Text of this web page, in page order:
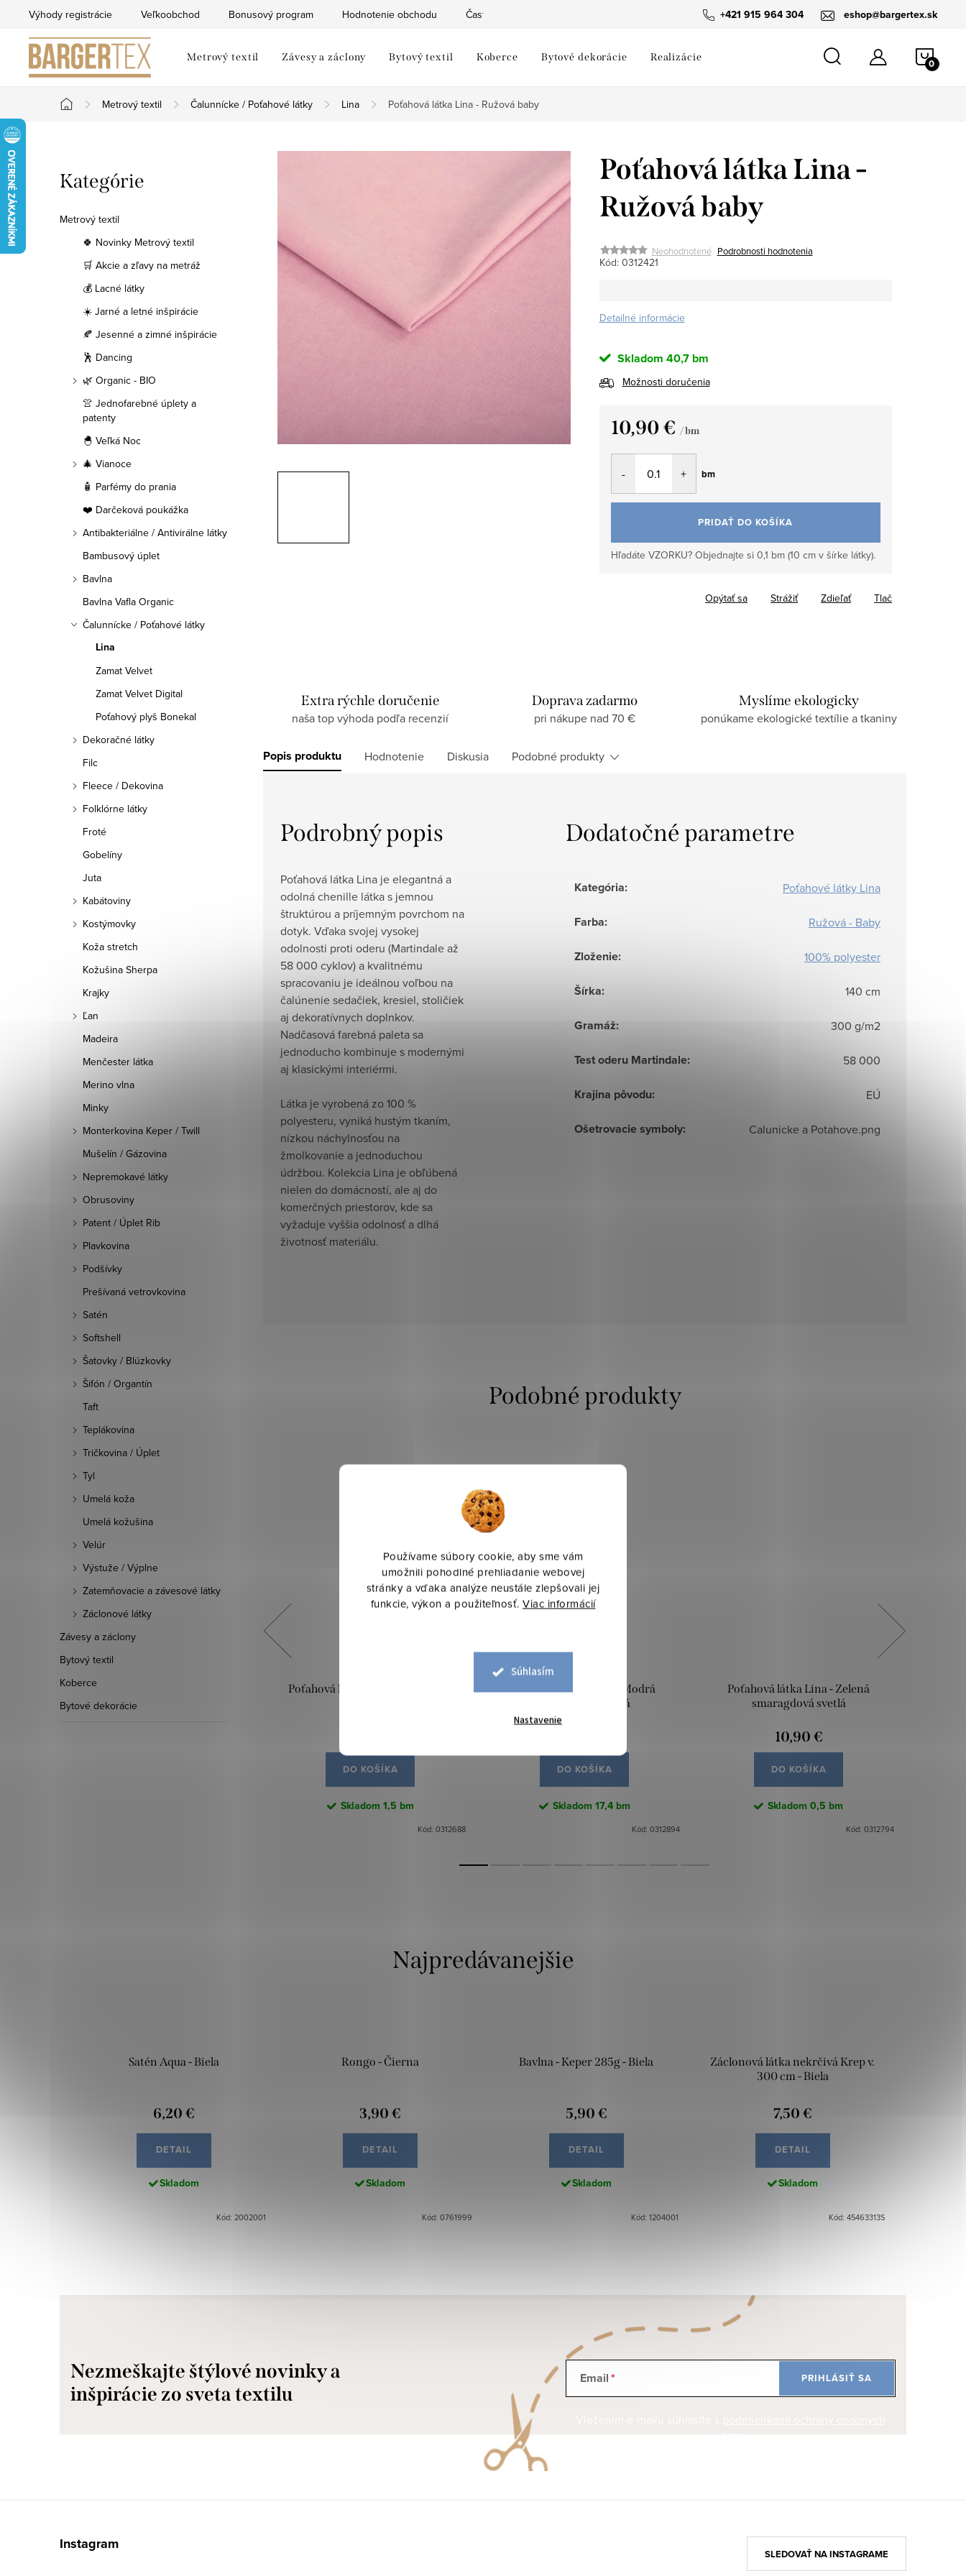
Používame súbory cookie, aby sme vám
umožnili pohodlné prehliadanie webovej
stránky a vďaka analýze neustále zlepšovali jej
funkcie, výkon a použiteľnosť. Viac informácií
Súhlasím
Nastavenie
obsah
+421 915 964 304 eshop@bargertex.sk
Výhody registrácie Veľkoobchod Bonusový program Hodnotenie obchodu Často kladené otázky
Metrový textil Závesy a záclony Bytový textil Koberce Bytové dekorácie Realizácie
Domov
Metrový textil Čalunnícke / Poťahové látky Lina Poťahová látka Lina - Ružová baby
o
č
Preskočiť
kategórie
Kategórie
Metrový textil
🍀 Novinky Metrový textil
🛒 Akcie a zľavy na metráž
💰 Lacné látky
☀️ Jarné a letné inšpirácie
🍂 Jesenné a zimné inšpirácie
🕺 Dancing
🌿 Organic - BIO
👚 Jednofarebné úplety a
patenty
🐣 Veľká Noc
🎄 Vianoce
🧴 Parfémy do prania
❤️ Darčeková poukážka
Antibakteriálne / Antivirálne látky
Bambusový úplet
Bavlna
Bavlna Vafla Organic
Čalunnícke / Poťahové látky
Lina
Zamat Velvet
Zamat Velvet Digital
Poťahový plyš Bonekal
Dekoračné látky
Filc
Fleece / Dekovina
Folklórne látky
Froté
Gobelíny
Juta
Kabátoviny
Kostýmovky
Koža stretch
Kožušina Sherpa
Krajky
Ľan
Madeira
Menčester látka
Merino vlna
Minky
Monterkovina Keper / Twill
Mušelín / Gázovina
Nepremokavé látky
Obrusoviny
Patent / Úplet Rib
Plavkovina
Podšívky
Prešívaná vetrovkovina
Satén
Softshell
Šatovky / Blúzkovky
Šifón / Organtín
Taft
Teplákovina
Tričkovina / Úplet
Tyl
Umelá koža
Umelá kožušina
Velúr
Výstuže / Výplne
Zatemňovacie a závesové látky
Záclonové látky
Závesy a záclony
Bytový textil
Koberce
Bytové dekorácie
Poťahová látka Lina -
Ružová baby
Neohodnotené Podrobnosti hodnotenia
Kód: 0312421
Detailné informácie
Skladom 40,7 bm
Možnosti doručenia
10,90 € / bm
Jednotková
bm
PRIDAŤ DO KOŠÍKA
Hľadáte VZORKU? Objednajte si 0,1 bm (10 cm v šírke látky).
Tlač
Opýtať sa Strážiť Zdieľať
Extra rýchle doručenie
naša top výhoda podľa recenzií
Doprava zadarmo
pri nákupe nad 70 €
Myslíme ekologicky
ponúkame ekologické textílie a tkaniny
Popis produktu Hodnotenie Diskusia Podobné produkty
Podrobný popis
Poťahová látka Lina je elegantná a
odolná chenille látka s jemnou
štruktúrou a príjemným povrchom na
dotyk. Vďaka svojej vysokej
odolnosti proti oderu (Martindale až
58 000 cyklov) a kvalitnému
spracovaniu je ideálnou voľbou na
čalúnenie sedačiek, kresiel, stoličiek
aj dekoratívnych doplnkov.
Nadčasová farebná paleta sa
jednoducho kombinuje s modernými
aj klasickými interiérmi.
Látka je vyrobená zo 100 %
polyesteru, vyniká hustým tkaním,
nízkou náchylnosťou na
žmolkovanie a jednoduchou
údržbou. Kolekcia Lina je obľúbená
nielen do domácností, ale aj do
komerčných priestorov, kde sa
vyžaduje vyššia odolnosť a dlhá
životnosť materiálu.
Dodatočné parametre
Kategória: Poťahové látky Lina
Farba: Ružová - Baby
Zloženie: 100% polyester
Šírka: 140 cm
Gramáž: 300 g/m2
Test oderu Martindale: 58 000
Krajina pôvodu: EÚ
Ošetrovacie symboly: Calunicke a Potahove.png
Poťahová látka Lina - Ružová
malinová
Poťahová látka Lina - Hnedá sivá
DO KOŠÍKA
Skladom 1,5 bm
Kód: 0312688
Poťahová látka Lina - Modrá
petrolejová tmavá
DO KOŠÍKA
Skladom 17,4 bm
Kód: 0312894
Poťahová látka Lina - Zelená
smaragdová svetlá
10,90 €
DO KOŠÍKA
Skladom 0,5 bm
Kód: 0312794
Najpredávanejšie
Satén Aqua - Biela
6,20 €
DETAIL
Skladom
Kód: 2002001
Rongo - Čierna
3,90 €
DETAIL
Skladom
Kód: 0761999
Bavlna - Keper 285g - Biela
5,90 €
DETAIL
Skladom
Kód: 1204001
Záclonová látka nekrčivá Krep v.
300 cm - Biela
7,50 €
DETAIL
Skladom
Kód: 45463313S
Nezmeškajte štýlové novinky a
inšpirácie zo sveta textilu
Email PRIHLÁSIŤ SA
Instagram
SLEDOVAŤ NA INSTAGRAME